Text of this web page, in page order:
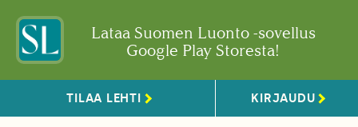
Lataa Suomen Luonto -sovellus
Google Play Storesta!
TILAA LEHTI KIRJAUDU